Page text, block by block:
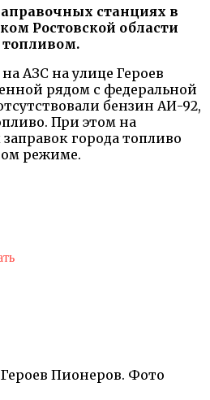
станциях в
Ростовской области
топливом.
АЗС на улице Героев
рядом с федеральной
бензин АИ-92,
При этом на
города топливо
режиме.
Пионеров. Фото